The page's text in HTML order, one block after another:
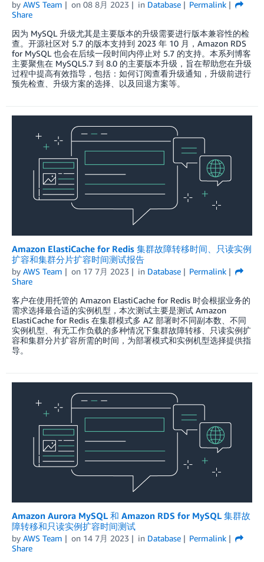
by AWS Team on 08 8月 2023 in Database
Permalink
Share
因为 MySQL 升级尤其是主要版本的升级需要进行版本兼容性的检
查。开源社区对 5.7 的版本支持到 2023 年 10 月，Amazon RDS
for MySQL 也会在后续一段时间内停止对 5.7 的支持。本系列博客
主要聚焦在 MySQL5.7 到 8.0 的主要版本升级，旨在帮助您在升级
过程中提高有效指导，包括：如何订阅查看升级通知，升级前进行
预先检查、升级方案的选择、以及回退方案等。
Amazon ElastiCache for Redis 集群故障转移时间、只读实例
扩容和集群分片扩容时间测试报告
by AWS Team on 17 7月 2023 in Database
Permalink
Share
客户在使用托管的 Amazon ElastiCache for Redis 时会根据业务的
需求选择最合适的实例机型，本次测试主要是测试 Amazon
ElastiCache for Redis 在集群模式多 AZ 部署时不同副本数、不同
实例机型、有无工作负载的多种情况下集群故障转移、只读实例扩
容和集群分片扩容所需的时间，为部署模式和实例机型选择提供指
导。
Amazon Aurora MySQL 和 Amazon RDS for MySQL 集群故
障转移和只读实例扩容时间测试
by AWS Team on 14 7月 2023 in Database
Permalink
Share